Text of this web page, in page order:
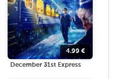
4.99 €
December 31st Express